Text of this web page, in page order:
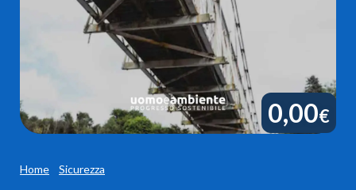
0,00€
Home Sicurezza